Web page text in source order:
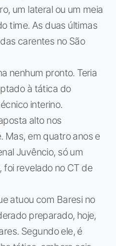
um lateral ou um meia
time. As duas últimas
carentes no São
nenhum pronto. Teria
à tática do
interino.
alto nos
Mas, em quatro anos e
Juvêncio, só um
foi revelado no CT de
atuou com Baresi no
preparado, hoje,
Segundo ele, é